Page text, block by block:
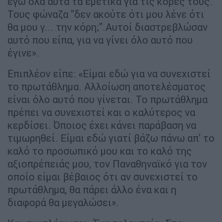
Τους φώναζα "δεν ακούτε ότι μου λένε ότι
θα μου γ... την κόρη;".Αυτοί διαστρεβλώσαν
αυτό που είπα, για να γίνει όλο αυτό που
έγινε».
Επιπλέον είπε: «Είμαι εδώ για να συνεχιστεί
το πρωτάθλημα. Αλλοίωση αποτελέσματος
είναι όλο αυτό που γίνεται. Το πρωτάθλημα
πρέπει να συνεχιστεί και ο καλύτερος να
κερδίσει. Όποιος έχει κάνει παράβαση να
τιμωρηθεί. Είμαι εδώ γιατί βάζω πάνω απ' το
καλό το προσωπικό μου και το καλό της
αξιοπρέπειάς μου, τον Παναθηναϊκό για τον
οποίο είμαι βέβαιος ότι αν συνεχιστεί το
πρωτάθλημα, θα πάρει άλλο ένα και η
διαφορά θα μεγαλώσει».